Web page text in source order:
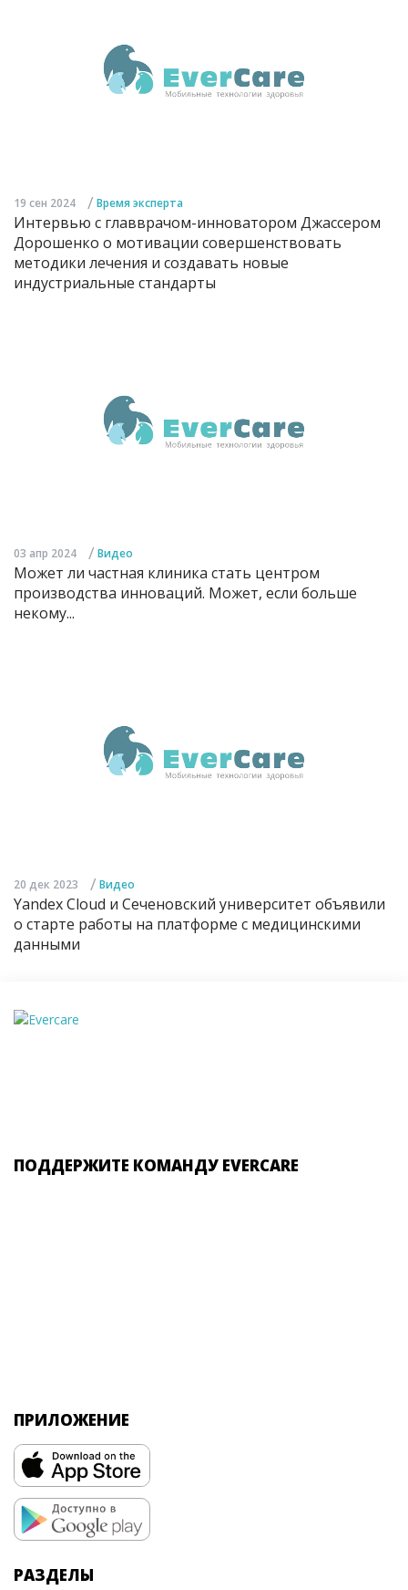
19 сен 2024 / Время эксперта
Интервью с главврачом-инноватором Джассером
Дорошенко о мотивации совершенствовать
методики лечения и создавать новые
индустриальные стандарты
03 апр 2024 / Видео
Может ли частная клиника стать центром
производства инноваций. Может, если больше
некому...
20 дек 2023 / Видео
Yandex Cloud и Сеченовский университет объявили
о старте работы на платформе с медицинскими
данными
ПОДДЕРЖИТЕ КОМАНДУ EVERCARE
ПРИЛОЖЕНИЕ
РАЗДЕЛЫ